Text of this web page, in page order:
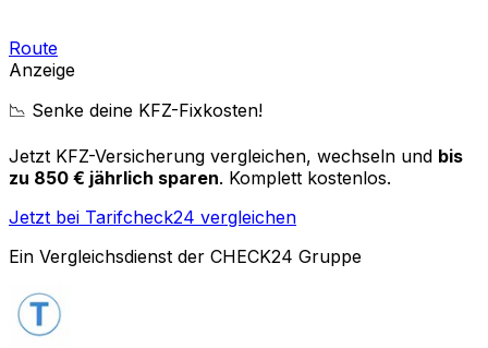
Route
Anzeige
📉 Senke deine KFZ-Fixkosten!
Jetzt KFZ-Versicherung vergleichen, wechseln und bis
zu 850 € jährlich sparen. Komplett kostenlos.
Jetzt bei Tarifcheck24 vergleichen
Ein Vergleichsdienst der CHECK24 Gruppe